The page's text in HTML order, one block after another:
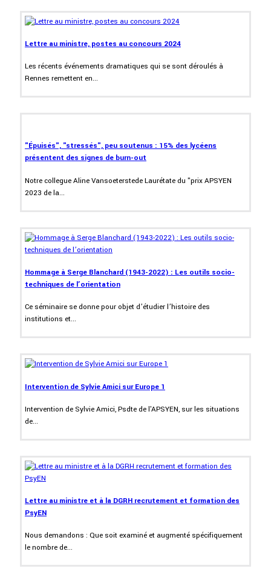
Lettre au ministre, postes au concours 2024
Les récents événements dramatiques qui se sont déroulés à
Rennes remettent en...
"Épuisés", "stressés", peu soutenus : 15% des lycéens
présentent des signes de burn-out
Notre collegue Aline Vansoeterstede Laurétate du "prix APSYEN
2023 de la...
Hommage à Serge Blanchard (1943-2022) : Les outils socio-
techniques de l’orientation
Ce séminaire se donne pour objet d’étudier l’histoire des
institutions et...
Intervention de Sylvie Amici sur Europe 1
Intervention de Sylvie Amici, Psdte de l'APSYEN, sur les situations
de...
Lettre au ministre et à la DGRH recrutement et formation des
PsyEN
Nous demandons : Que soit examiné et augmenté spécifiquement
le nombre de...